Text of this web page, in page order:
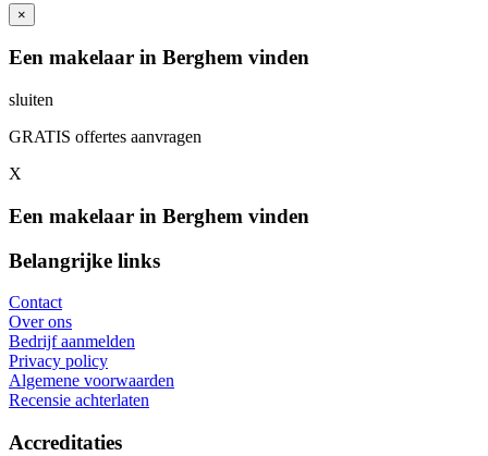
×
Een makelaar in Berghem vinden
sluiten
GRATIS offertes aanvragen
X
Een makelaar in Berghem vinden
Belangrijke links
Contact
Over ons
Bedrijf aanmelden
Privacy policy
Algemene voorwaarden
Recensie achterlaten
Accreditaties